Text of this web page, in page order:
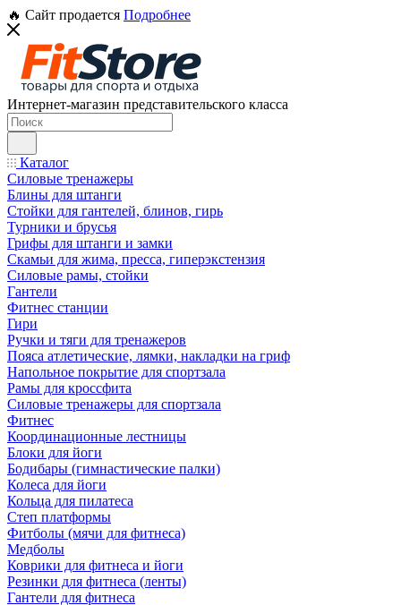
🔥 Сайт продается Подробнее
Интернет-магазин представительского класса
Каталог
Силовые тренажеры
Блины для штанги
Стойки для гантелей, блинов, гирь
Турники и брусья
Грифы для штанги и замки
Скамьи для жима, пресса, гиперэкстензия
Силовые рамы, стойки
Гантели
Фитнес станции
Гири
Ручки и тяги для тренажеров
Пояса атлетические, лямки, накладки на гриф
Напольное покрытие для спортзала
Рамы для кроссфита
Силовые тренажеры для спортзала
Фитнес
Координационные лестницы
Блоки для йоги
Бодибары (гимнастические палки)
Колеса для йоги
Кольца для пилатеса
Степ платформы
Фитболы (мячи для фитнеса)
Медболы
Коврики для фитнеса и йоги
Резинки для фитнеса (ленты)
Гантели для фитнеса